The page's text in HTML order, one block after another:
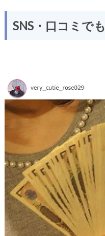
SNS・口コミで